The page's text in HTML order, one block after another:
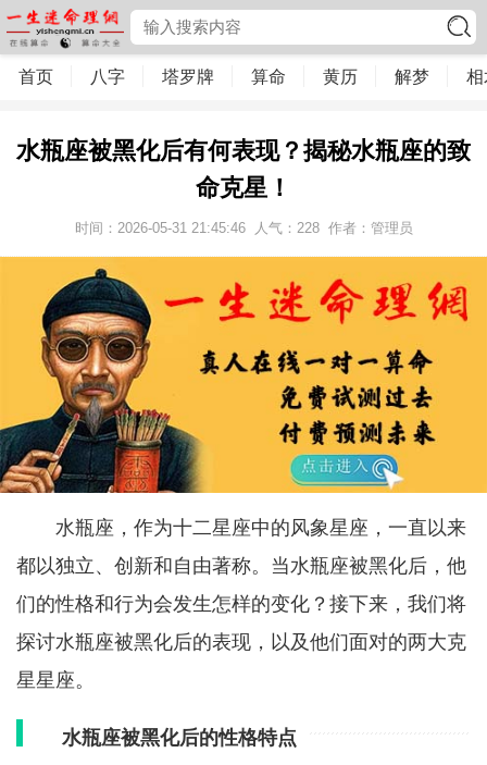
首页 八字 塔罗牌 算命 黄历 解梦 相
水瓶座被黑化后有何表现？揭秘水瓶座的致
命克星！
时间：2026-05-31 21:45:46 人气： 228 作者：管理员
水瓶座，作为十二星座中的风象星座，一直以来
都以独立、创新和自由著称。当水瓶座被黑化后，他
们的性格和行为会发生怎样的变化？接下来，我们将
探讨水瓶座被黑化后的表现，以及他们面对的两大克
星星座。
水瓶座被黑化后的性格特点